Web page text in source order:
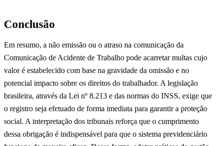
Conclusão
Em resumo, a não emissão ou o atraso na comunicação da
Comunicação de Acidente de Trabalho pode acarretar multas cujo
valor é estabelecido com base na gravidade da omissão e no
potencial impacto sobre os direitos do trabalhador. A legislação
brasileira, através da Lei nº 8.213 e das normas do INSS, exige que
o registro seja efetuado de forma imediata para garantir a proteção
social. A interpretação dos tribunais reforça que o cumprimento
dessa obrigação é indispensável para que o sistema previdenciário